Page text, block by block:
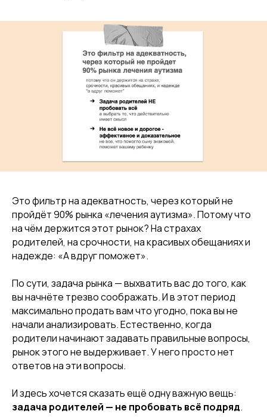
Это фильтр на адекватность, через который не
пройдёт 90% рынка «лечения аутизма». Потому что
на чём держится этот рынок? На страхах
родителей, на срочности, на красивых обещаниях и
надежде: «А вдруг поможет».
По сути, задача рынка — выхватить вас до того, как
вы начнёте трезво соображать. И в этот период
максимально продать вам что угодно, пока вы не
начали анализировать. Естественно, когда
родители начинают задавать правильные вопросы,
рынок этого не выдерживает. У него просто нет
ответов на эти вопросы.
И здесь хочется сказать ещё одну важную вещь:
задача родителей — не пробовать всё подряд.